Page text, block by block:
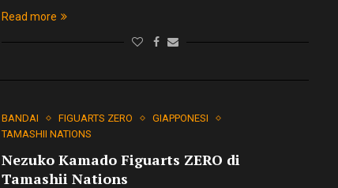
Read more
BANDAI FIGUARTS ZERO
GIAPPONESI
TAMASHII NATIONS
Nezuko Kamado Figuarts ZERO di
Tamashii Nations